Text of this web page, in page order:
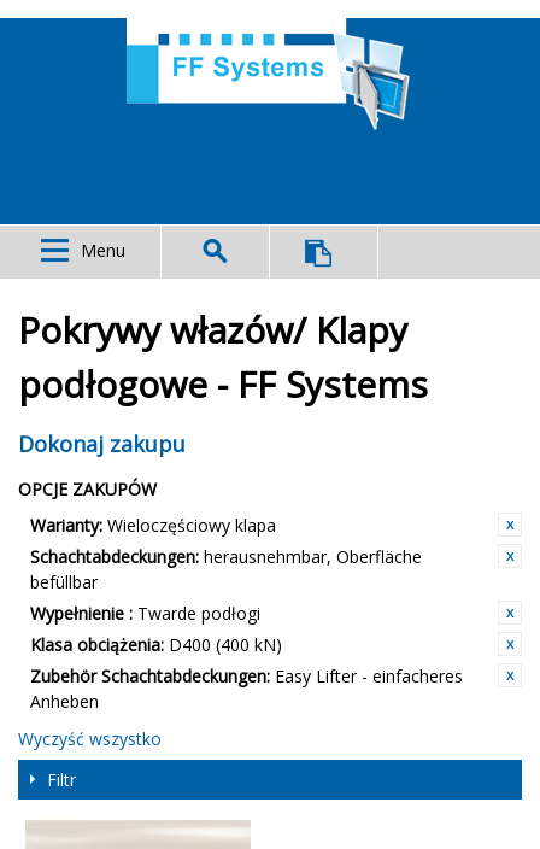
Menu
Pokrywy włazów/ Klapy
podłogowe - FF Systems
Dokonaj zakupu
OPCJE ZAKUPÓW
Warianty: Wieloczęściowy klapa
Schachtabdeckungen: herausnehmbar, Oberfläche
befüllbar
Wypełnienie : Twarde podłogi
Klasa obciążenia: D400 (400 kN)
Zubehör Schachtabdeckungen: Easy Lifter - einfacheres
Anheben
Wyczyść wszystko
Filtr